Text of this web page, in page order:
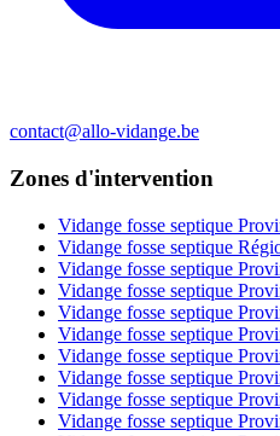
contact@allo-vidange.be
Zones d'intervention
Vidange fosse septique
Vidange fosse septique
Vidange fosse septique
Vidange fosse septique
Vidange fosse septique
Vidange fosse septique
Vidange fosse septique
Vidange fosse septique
Vidange fosse septique
Vidange fosse septique